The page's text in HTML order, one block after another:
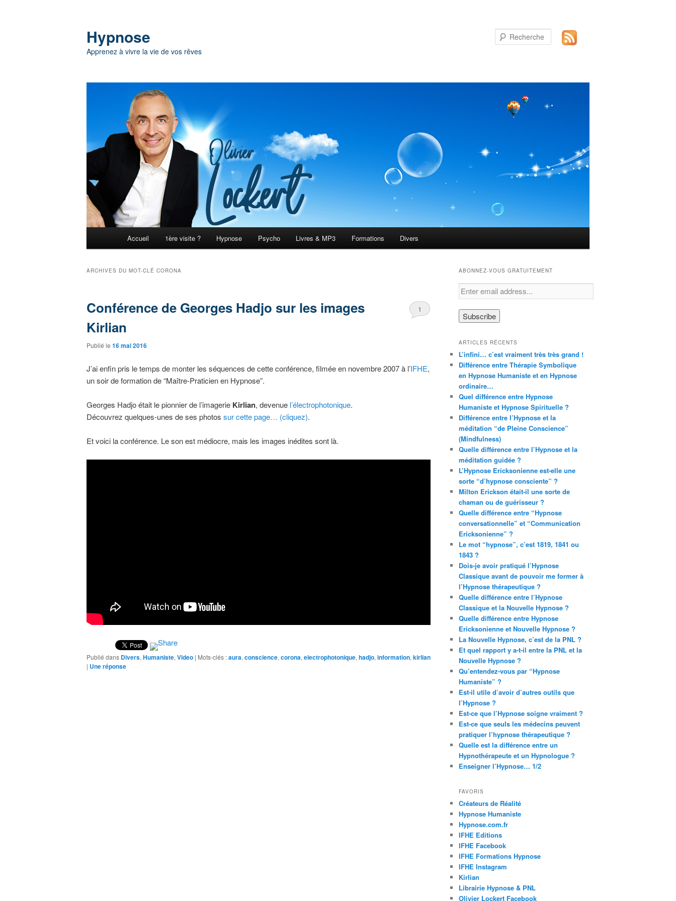
Hypnose
Apprenez à vivre la vie de vos rêves
Recherche
Aller au contenu principal
Aller au contenu secondaire
Accueil 1ère visite ? Hypnose Psycho Livres & MP3 Formations Divers
ARCHIVES DU MOT-CLÉ CORONA
Conférence de Georges Hadjo sur les images
Kirlian
Publié le 16 mai 2016
1
J’ai enfin pris le temps de monter les séquences de cette conférence, filmée en novembre 2007 à l’IFHE,
un soir de formation de “Maître-Praticien en Hypnose”.
Georges Hadjo était le pionnier de l’imagerie Kirlian, devenue l’électrophotonique.
Découvrez quelques-unes de ses photos sur cette page… (cliquez).
Et voici la conférence. Le son est médiocre, mais les images inédites sont là.
Publié dans Divers, Humaniste, Video | Mots-clés :aura, conscience, corona, electrophotonique, hadjo, information, kirlian
| Uneréponse
ABONNEZ-VOUS GRATUITEMENT
ARTICLES RÉCENTS
L’infini… c’est vraiment très très grand !
Différence entre Thérapie Symbolique
en Hypnose Humaniste et en Hypnose
ordinaire…
Quel différence entre Hypnose
Humaniste et Hypnose Spirituelle ?
Différence entre l’Hypnose et la
méditation “de Pleine Conscience”
(Mindfulness)
Quelle différence entre l’Hypnose et la
méditation guidée ?
L’Hypnose Ericksonienne est-elle une
sorte “d’hypnose consciente” ?
Milton Erickson était-il une sorte de
chaman ou de guérisseur ?
Quelle différence entre “Hypnose
conversationnelle” et “Communication
Ericksonienne” ?
Le mot “hypnose”, c’est 1819, 1841 ou
1843 ?
Dois-je avoir pratiqué l’Hypnose
Classique avant de pouvoir me former à
l’Hypnose thérapeutique ?
Quelle différence entre l’Hypnose
Classique et la Nouvelle Hypnose ?
Quelle différence entre Hypnose
Ericksonienne et Nouvelle Hypnose ?
La Nouvelle Hypnose, c’est de la PNL ?
Et quel rapport y a-t-il entre la PNL et la
Nouvelle Hypnose ?
Qu’entendez-vous par “Hypnose
Humaniste” ?
Est-il utile d’avoir d’autres outils que
l’Hypnose ?
Est-ce que l’Hypnose soigne vraiment ?
Est-ce que seuls les médecins peuvent
pratiquer l’hypnose thérapeutique ?
Quelle est la différence entre un
Hypnothérapeute et un Hypnologue ?
Enseigner l’Hypnose… 1/2
FAVORIS
Créateurs de Réalité
Hypnose Humaniste
Hypnose.com.fr
IFHE Editions
IFHE Facebook
IFHE Formations Hypnose
IFHE Instagram
Kirlian
Librairie Hypnose & PNL
Olivier Lockert Facebook